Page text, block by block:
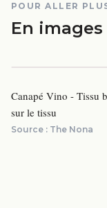
POUR ALLER
En images
Canapé Vino - Tissu
sur le tissu
Source : The Nona